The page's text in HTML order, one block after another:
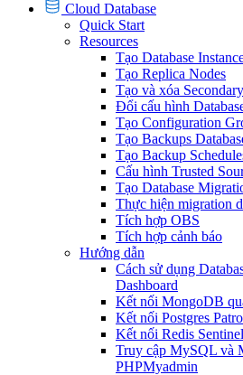
Cloud Database
Quick Start
Resources
Tạo Database
Tạo Replica Nodes
Tạo và xóa
Đổi cấu hình
Tạo Configuration
Tạo Backups
Tạo Backup
Cấu hình Trusted
Tạo Database
Thực hiện migration
Tích hợp OBS
Tích hợp cảnh báo
Hướng dẫn
Cách sử dụng
Dashboard
Kết nối MongoDB
Kết nối Postgres
Kết nối Redis
Truy cập MySQL và
PHPMyadmin